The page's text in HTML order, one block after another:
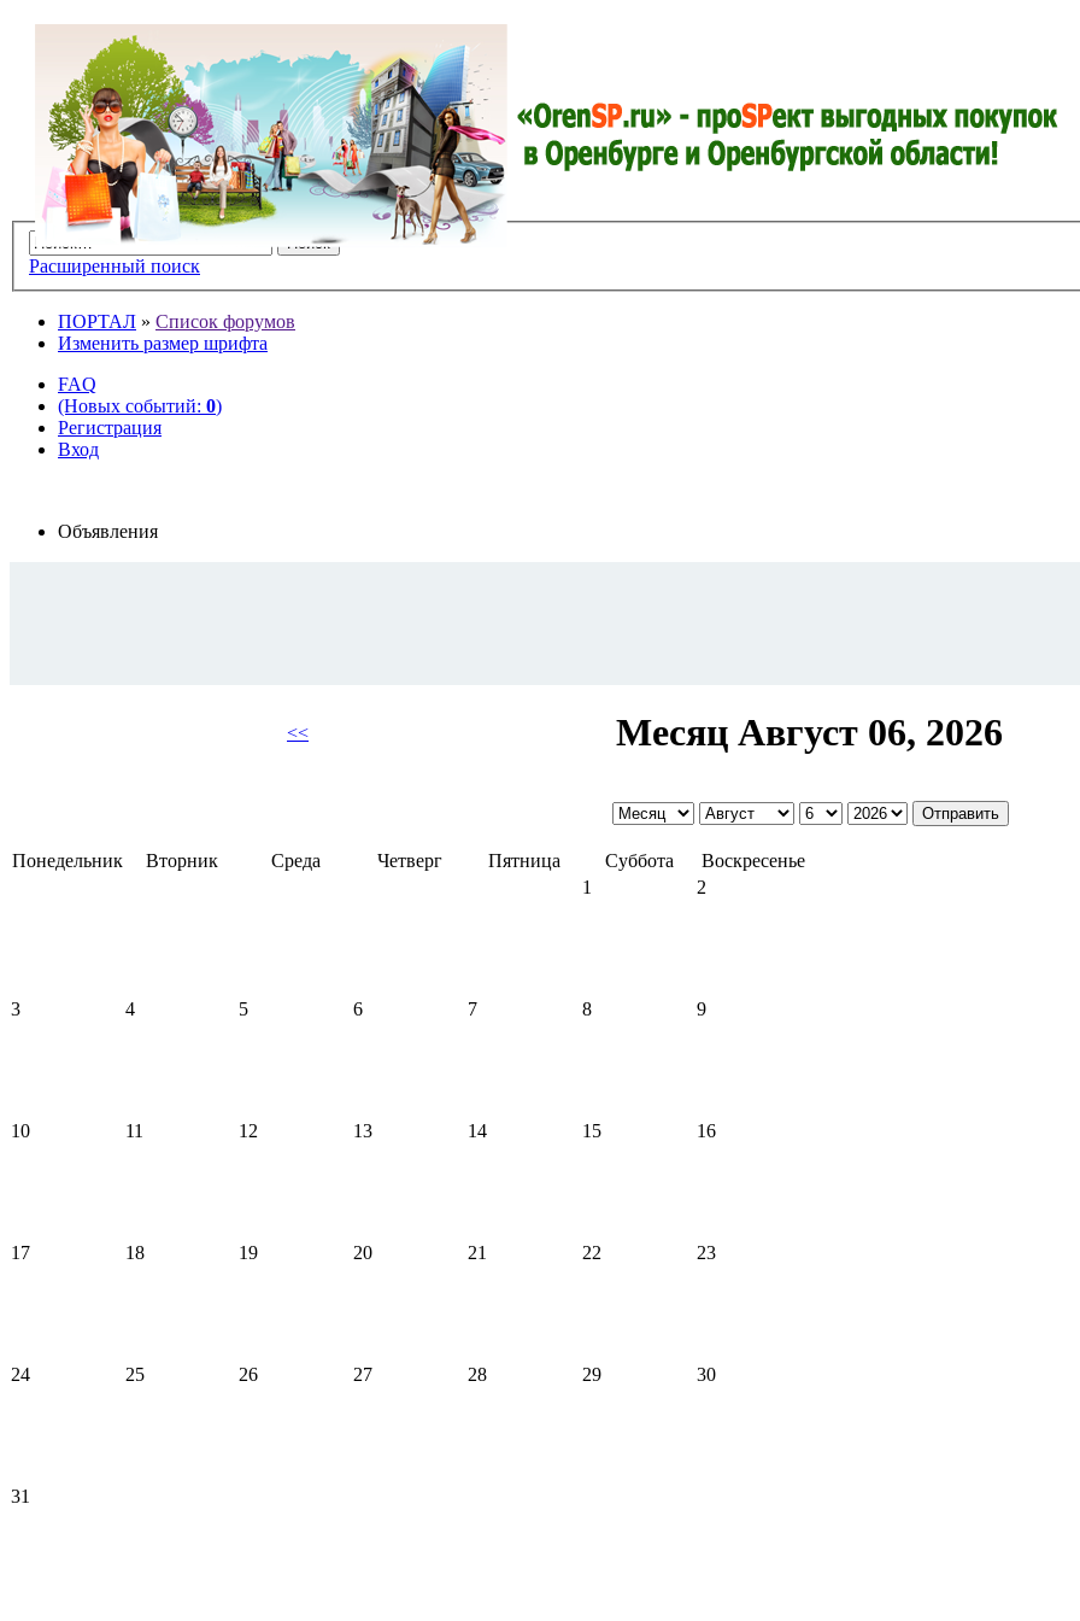
Расширенный поиск
ПОРТАЛ » Список форумов
Изменить размер шрифта
FAQ
(Новых событий: 0)
Регистрация
Вход
Объявления
<< Месяц Август 06, 2026
Понедельник Вторник Среда Четверг Пятница Суббота
Воскресенье
1
2
3 4 5 6 7 8 9
10 11 12 13 14 15 16
17 18 19 20 21 22 23
24 25 26 27 28 29 30
31